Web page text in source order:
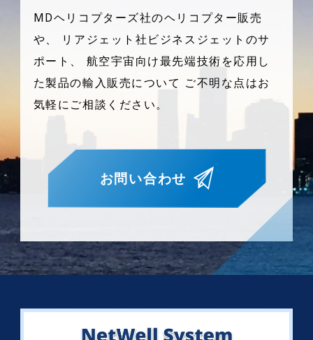
MDヘリコプターズ社のヘリコプター販売
や、
リアジェット社ビジネスジェットのサ
ポート、
航空宇宙向け最先端技術を応用し
た製品の輸入販売について ご不明な点はお
気軽にご相談ください。
お問い合わせ